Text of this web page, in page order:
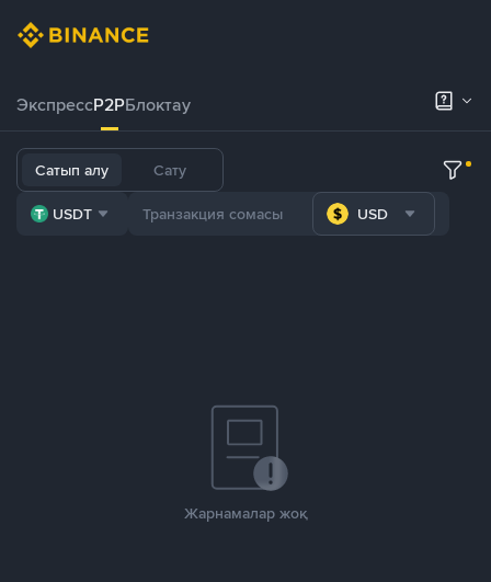
ЭкспрессP2PБлоктау
Сатып алу Сату
USDT USD
Жарнамалар жоқ